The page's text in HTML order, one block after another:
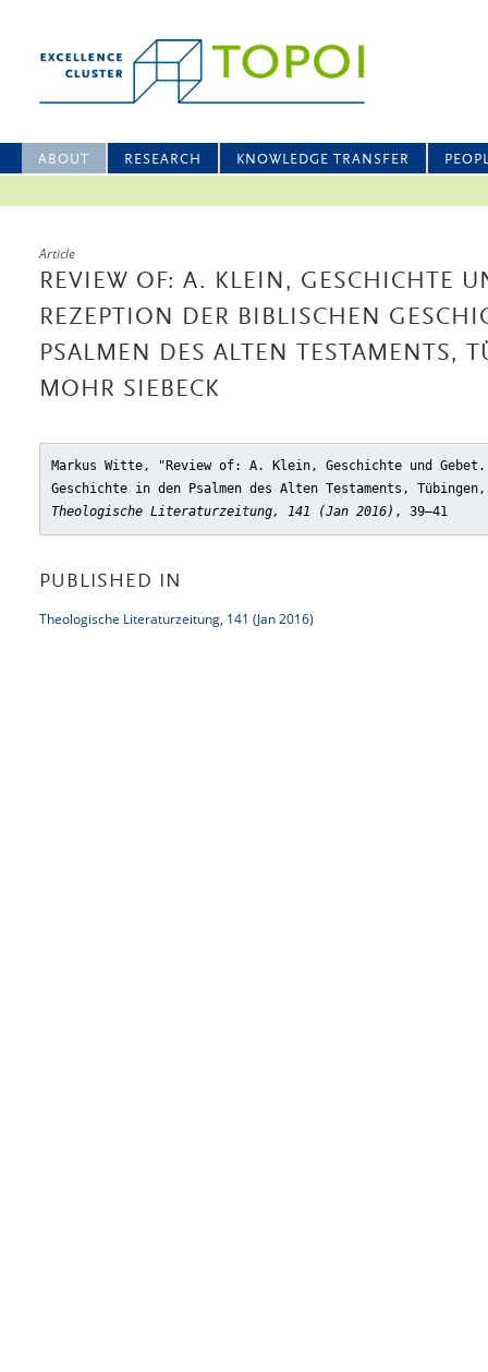
ABOUT RESEARCH KNOWLEDGE TRANSFER
Article
REVIEW OF: A. KLEIN, GESCHICHTE
REZEPTION DER BIBLISCHEN
PSALMEN DES ALTEN TESTAMENTS,
MOHR SIEBECK
Markus Witte, "Review of: A. Klein, Geschichte und
Geschichte in den Psalmen des Alten Testaments,
Theologische Literaturzeitung, 141 (Jan 2016) , 39–41
PUBLISHED IN
Theologische Literaturzeitung, 141 (Jan 2016)